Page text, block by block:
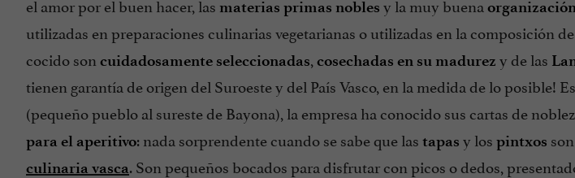
materias primas nobles organización
utilizadas en preparaciones culinarias vegetarianas o utilizadas en la composición
cocido son cuidadosamente seleccionadas cosechadas en su madurez y de las
tienen garantía de origen del Suroeste y del País Vasco, en la medida de lo posible!
(pequeño pueblo al sureste de Bayona), la empresa ha conocido sus cartas de
para el aperitivo: nada sorprendente cuando se sabe que las tapas y los pintxos
culinaria vasca. Son pequeños bocados para disfrutar con picos o dedos,